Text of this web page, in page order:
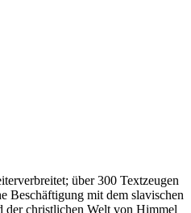
über 300 Textzeugen
Beschäftigung mit dem slavischen
der christlichen Welt von Himmel